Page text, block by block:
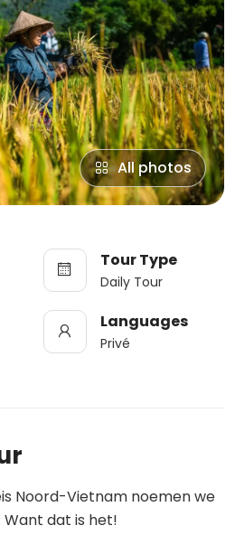
All photos
Tour Type
Daily Tour
Languages
Privé
Noord-Vietnam noemen we
dat is het!